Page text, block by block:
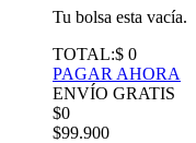
Tu bolsa esta vacía.
TOTAL:$ 0
PAGAR AHORA
ENVÍO GRATIS
$0
$99.900